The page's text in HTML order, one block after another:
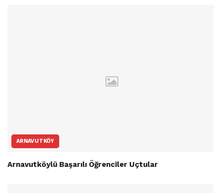
ARNAVUTKÖY
Arnavutköylü Başarılı Öğrenciler Uçtular